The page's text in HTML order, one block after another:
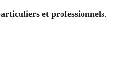
et professionnels.